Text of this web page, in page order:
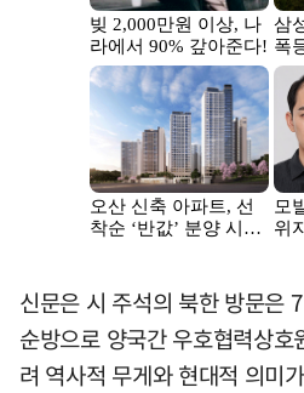
신문은 시 주석의 북한 방문은
순방으로 양국간 우호협력상
려 역사적 무게와 현대적 의미